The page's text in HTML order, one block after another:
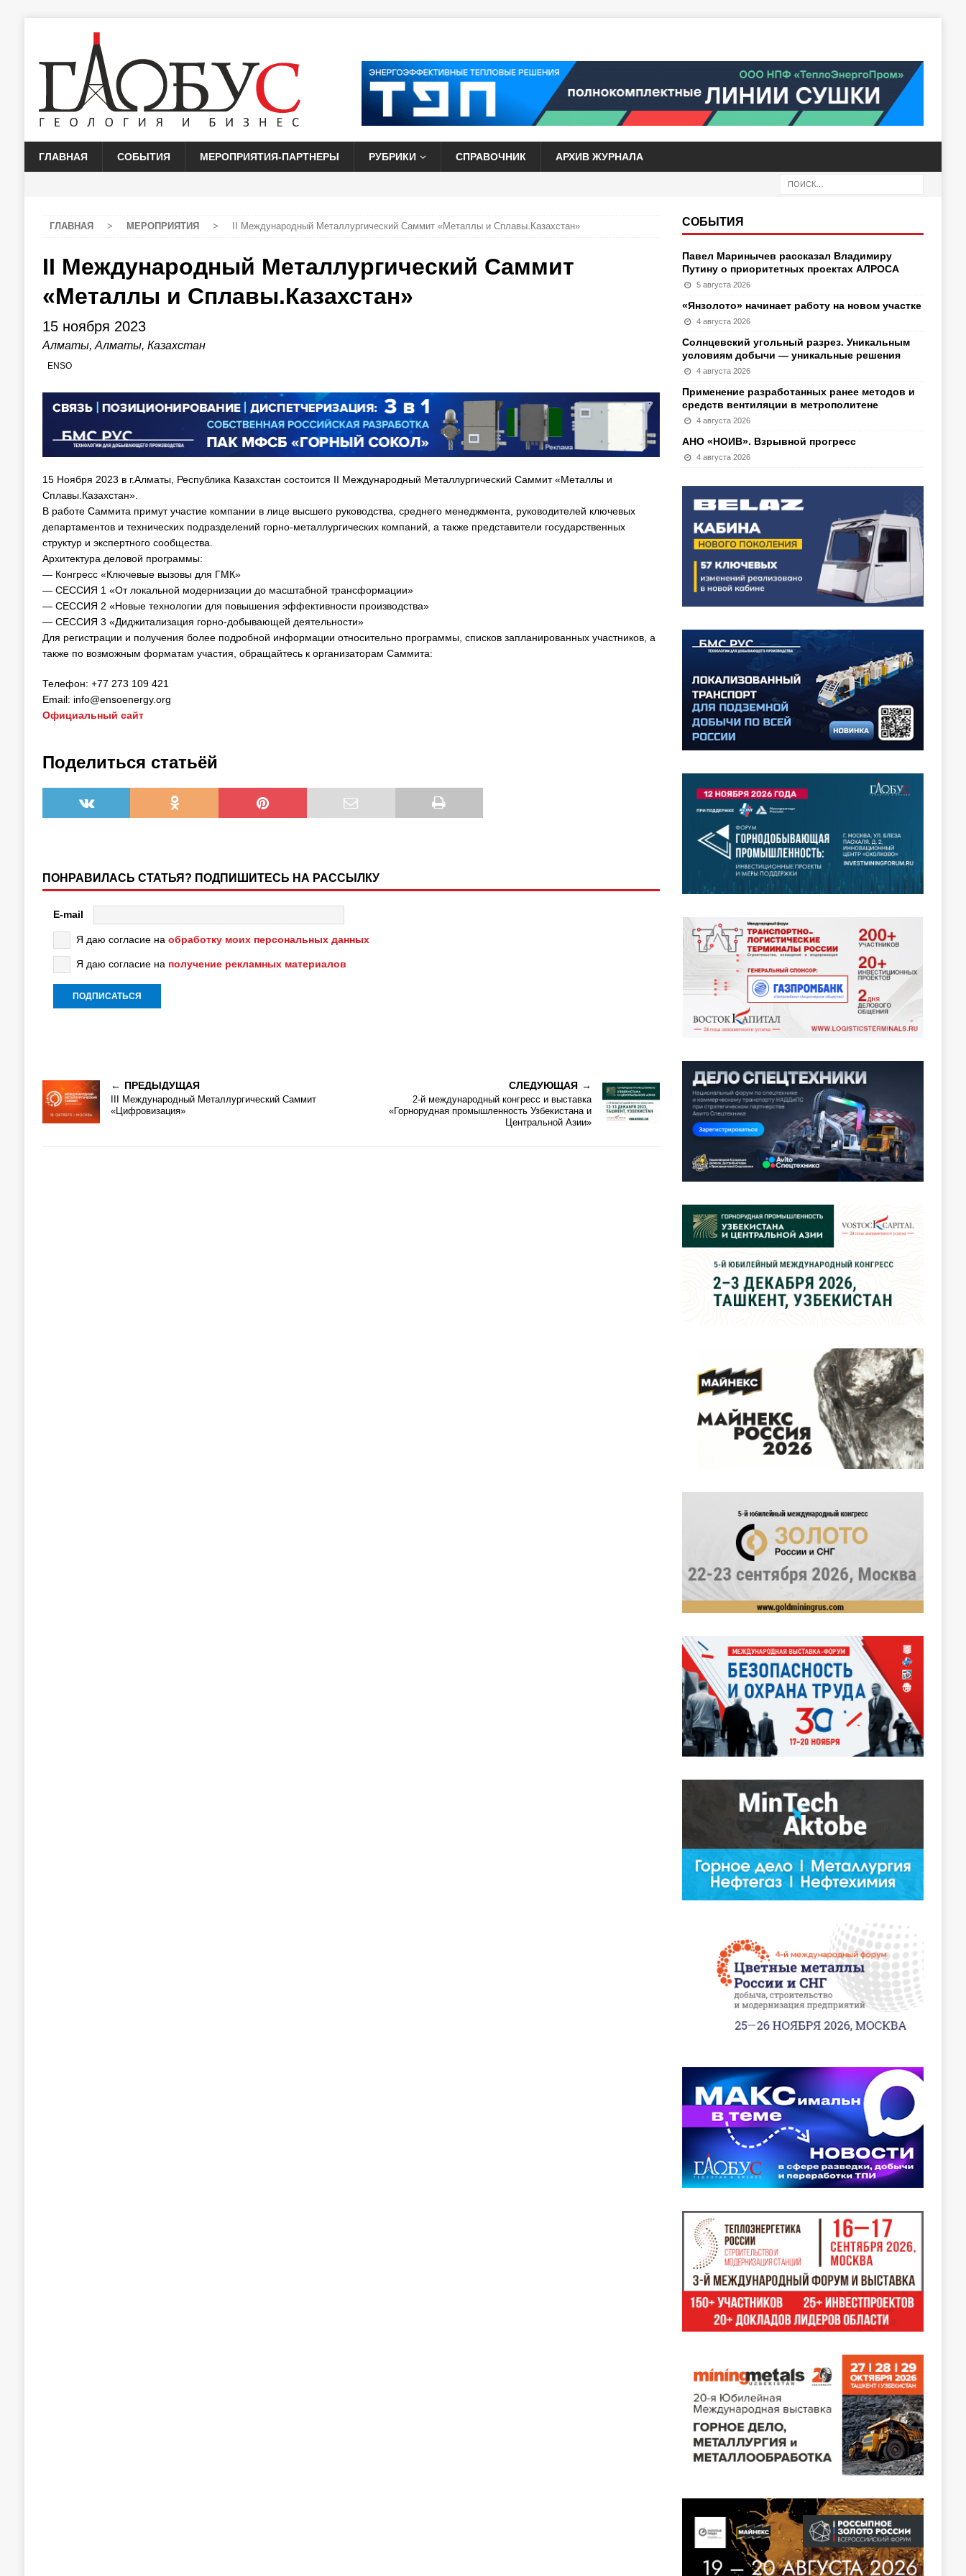
ГЛАВНАЯ СОБЫТИЯ МЕРОПРИЯТИЯ-ПАРТНЕРЫ РУБРИКИ СПРАВОЧНИК АРХИВ ЖУРНАЛА
ГЛАВНАЯ > МЕРОПРИЯТИЯ > II Международный Металлургический Саммит «Металлы и Сплавы.Казахстан»
II Международный Металлургический Саммит
«Металлы и Сплавы.Казахстан»
15 ноября 2023
Алматы, Алматы, Казахстан
ENSO
15 Ноября 2023 в г.Алматы, Республика Казахстан состоится II Международный Металлургический Саммит «Металлы и
Сплавы.Казахстан».
В работе Саммита примут участие компании в лице высшего руководства, среднего менеджмента, руководителей ключевых
департаментов и технических подразделений горно-металлургических компаний, а также представители государственных
структур и экспертного сообщества.
Архитектура деловой программы:
— Конгресс «Ключевые вызовы для ГМК»
— СЕССИЯ 1 «От локальной модернизации до масштабной трансформации»
— СЕССИЯ 2 «Новые технологии для повышения эффективности производства»
— СЕССИЯ 3 «Диджитализация горно-добывающей деятельности»
Для регистрации и получения более подробной информации относительно программы, списков запланированных участников, а
также по возможным форматам участия, обращайтесь к организаторам Саммита:
Телефон: +77 273 109 421
Email: info@ensoenergy.org
Официальный сайт
Поделиться статьёй
ПОНРАВИЛАСЬ СТАТЬЯ? ПОДПИШИТЕСЬ НА РАССЫЛКУ
E-mail
Я даю согласие на обработку моих персональных данных
Я даю согласие на получение рекламных материалов
ПРЕДЫДУЩАЯ
III Международный Металлургический Саммит
«Цифровизация»
СЛЕДУЮЩАЯ
2-й международный конгресс и выставка
«Горнорудная промышленность Узбекистана и
Центральной Азии»
СОБЫТИЯ
Павел Маринычев рассказал Владимиру
Путину о приоритетных проектах АЛРОСА
5 августа 2026
«Янзолото» начинает работу на новом участке
4 августа 2026
Солнцевский угольный разрез. Уникальным
условиям добычи — уникальные решения
4 августа 2026
Применение разработанных ранее методов и
средств вентиляции в метрополитене
4 августа 2026
АНО «НОИВ». Взрывной прогресс
4 августа 2026